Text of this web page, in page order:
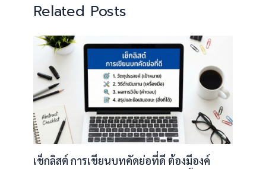
Related Posts
เช็กลิสต์ การเขียนบทคัดย่อที่ดี ต้องมีองค์